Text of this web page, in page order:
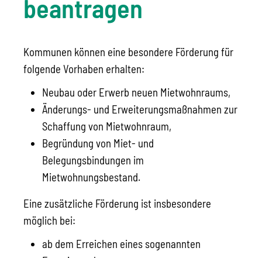
beantragen
Kommunen können eine besondere Förderung für
folgende Vorhaben erhalten:
Neubau oder Erwerb neuen Mietwohnraums,
Änderungs- und Erweiterungsmaßnahmen zur
Schaffung von Mietwohnraum,
Begründung von Miet- und
Belegungsbindungen im
Mietwohnungsbestand.
Eine zusätzliche Förderung ist insbesondere
möglich bei:
ab dem Erreichen eines sogenannten